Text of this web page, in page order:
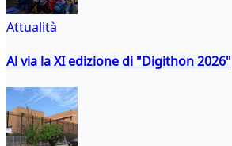
Attualità
Al via la XI edizione di "Digithon 2026"